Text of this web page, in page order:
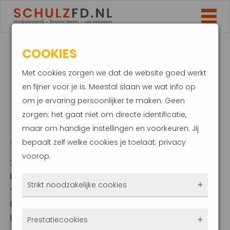
WIJZIGINGEN
NATIONALE
HYPOTHEEK
GARANTIE IN 2022
2 december 2021
Per 1 januari 2022 veranderen de
voorwaarden en normen voor Nationale
Hypotheek Garantie (NHG). Eerder werd al
bekend dat de hypotheekgrens volgend jaar
COOKIES
Met cookies zorgen we dat de website goed werkt
en fijner voor je is. Meestal slaan we wat info op
om je ervaring persoonlijker te maken. Geen
zorgen: het gaat niet om directe identificatie,
maar om handige instellingen en voorkeuren. Jij
bepaalt zelf welke cookies je toelaat; privacy
voorop.
Strikt noodzakelijke cookies
Prestatiecookies